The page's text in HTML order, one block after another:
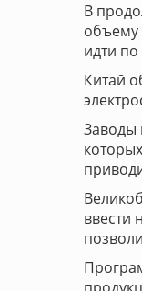
В
объему
идти
Китай
Заводы
ввести